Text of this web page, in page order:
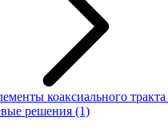
коаксиального тракта
решения (1)